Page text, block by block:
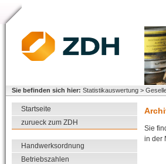
Sie befinden sich hier: Statistikauswertung >
Sie
in der
Startseite
zurueck zum ZDH
Handwerksordnung
Betriebszahlen